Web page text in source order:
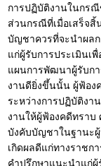
การปฏิบัติงานในกร
ส่วนกรณีที่เมื่อเสร็จสิ้
บัญชาควรที่จะนำผลก
แก่ผู้รับการประเมินเ
แผนการพัฒนาผู้รับก
งานดียิ่งขึ้นนั้น ผู้ฟ้อง
ระหว่างการปฏิบัติงา
งานให้ผู้ฟ้องคดีทราบ
บังคับบัญชาในฐานะผู้
เกิดผลดีแก่ทางราชก
คำปรึกษาแนะนำแก่ผู้